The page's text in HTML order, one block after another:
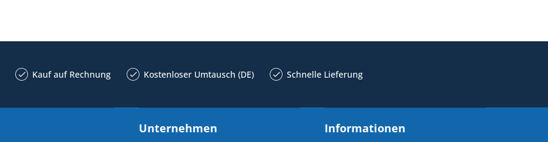
Kauf auf Rechnung Kostenloser Umtausch (DE) Schnelle Lieferung
Unternehmen Informationen